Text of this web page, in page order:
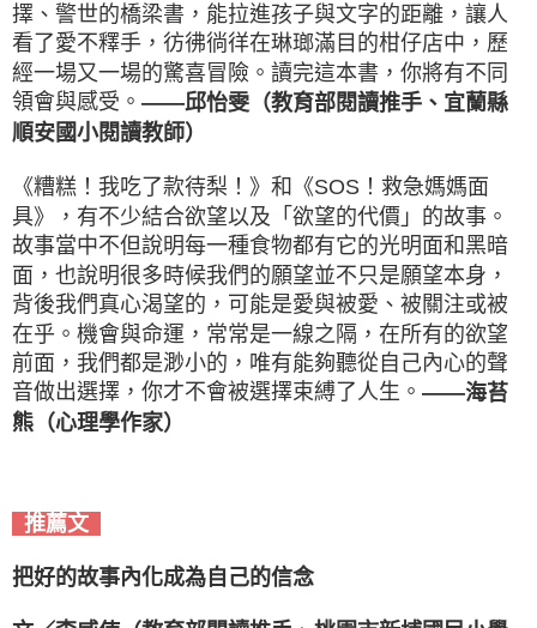
擇、警世的橋梁書，能拉進孩子與文字的距離，讓人
看了愛不釋手，彷彿徜徉在琳瑯滿目的柑仔店中，歷
經一場又一場的驚喜冒險。讀完這本書，你將有不同
領會與感受。 ——邱怡雯（教育部閱讀推手、宜蘭縣
順安國小閱讀教師）
《糟糕！我吃了款待梨！》和《SOS！救急媽媽面
具》，有不少結合欲望以及「欲望的代價」的故事。
故事當中不但說明每一種食物都有它的光明面和黑暗
面，也說明很多時候我們的願望並不只是願望本身，
背後我們真心渴望的，可能是愛與被愛、被關注或被
在乎。機會與命運，常常是一線之隔，在所有的欲望
前面，我們都是渺小的，唯有能夠聽從自己內心的聲
音做出選擇，你才不會被選擇束縛了人生。 ——海苔
熊（心理學作家）
推薦文
把好的故事內化成為自己的信念